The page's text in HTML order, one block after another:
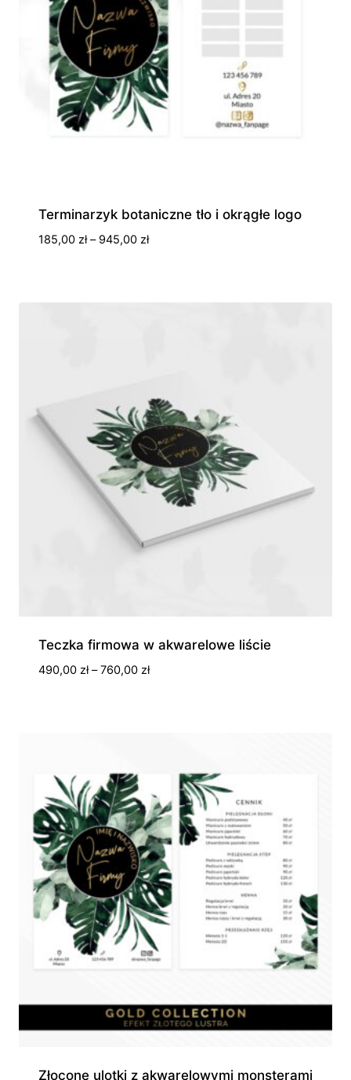
Terminarzyk botaniczne tło i okrągłe logo
185,00 zł – 945,00 złZakres
Teczka firmowa w akwarelowe liście
490,00 zł – 760,00 złZakres
Złocone ulotki z akwarelowymi monsterami